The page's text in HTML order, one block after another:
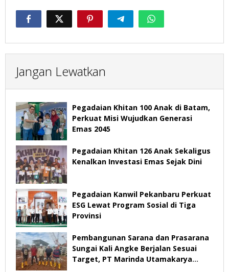
Jangan Lewatkan
Pegadaian Khitan 100 Anak di Batam,
Perkuat Misi Wujudkan Generasi
Emas 2045
Pegadaian Khitan 126 Anak Sekaligus
Kenalkan Investasi Emas Sejak Dini
Pegadaian Kanwil Pekanbaru Perkuat
ESG Lewat Program Sosial di Tiga
Provinsi
Pembangunan Sarana dan Prasarana
Sungai Kali Angke Berjalan Sesuai
Target, PT Marinda Utamakarya